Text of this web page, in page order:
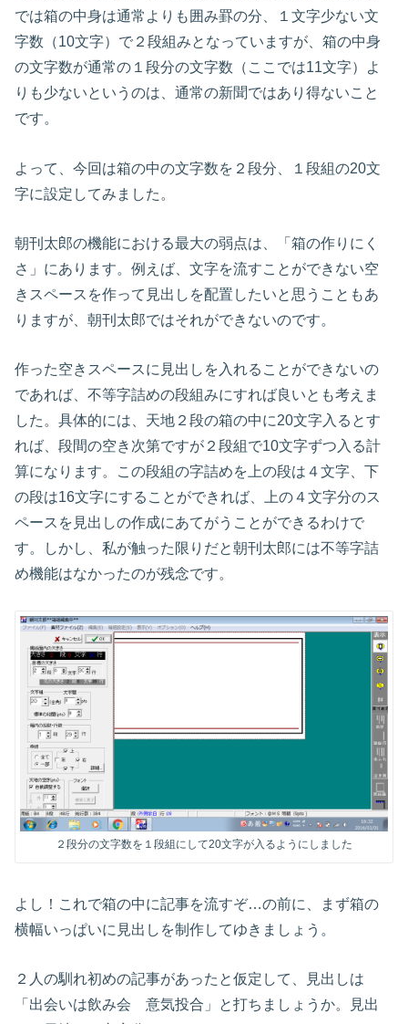
では箱の中身は通常よりも囲み罫の分、１文字少ない文
字数（10文字）で２段組みとなっていますが、箱の中身
の文字数が通常の１段分の文字数（ここでは11文字）よ
りも少ないというのは、通常の新聞ではあり得ないこと
です。
よって、今回は箱の中の文字数を２段分、１段組の20文
字に設定してみました。
朝刊太郎の機能における最大の弱点は、「箱の作りにく
さ」にあります。例えば、文字を流すことができない空
きスペースを作って見出しを配置したいと思うこともあ
りますが、朝刊太郎ではそれができないのです。
作った空きスペースに見出しを入れることができないの
であれば、不等字詰めの段組みにすれば良いとも考えま
した。具体的には、天地２段の箱の中に20文字入るとす
れば、段間の空き次第ですが２段組で10文字ずつ入る計
算になります。この段組の字詰めを上の段は４文字、下
の段は16文字にすることができれば、上の４文字分のス
ペースを見出しの作成にあてがうことができるわけで
す。しかし、私が触った限りだと朝刊太郎には不等字詰
め機能はなかったのが残念です。
２段分の文字数を１段組にして20文字が入るようにしました
よし！これで箱の中に記事を流すぞ…の前に、まず箱の
横幅いっぱいに見出しを制作してゆきましょう。
２人の馴れ初めの記事があったと仮定して、見出しは
「出会いは飲み会 意気投合」と打ちましょうか。見出